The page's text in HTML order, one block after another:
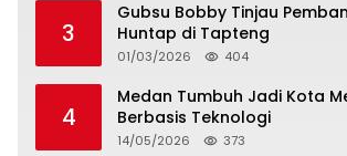
3
Gubsu Bobby Tinjau
Huntap di Tapteng
01/03/2026 404
4
Medan Tumbuh Jadi Kota
Berbasis Teknologi
14/05/2026 373